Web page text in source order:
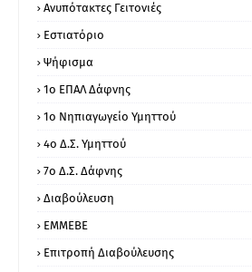
Ανυπότακτες Γειτονιές
Εστιατόριο
Ψήφισμα
1ο ΕΠΑΛ Δάφνης
1ο Νηπιαγωγείο Υμηττού
4ο Δ.Σ. Υμηττού
7ο Δ.Σ. Δάφνης
Διαβούλευση
ΕΜΜΕΒΕ
Επιτροπή Διαβούλευσης